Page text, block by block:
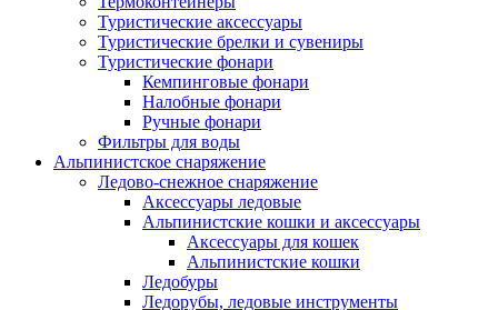
Туристические аксессуары
Туристические брелки и сувениры
Туристические фонари
Кемпинговые фонари
Налобные фонари
Ручные фонари
Фильтры для воды
Альпинистское снаряжение
Ледово-снежное снаряжение
Аксессуары ледовые
Альпинистские кошки и аксессуары
Аксессуары для кошек
Альпинистские кошки
Ледобуры
Ледорубы, ледовые инструменты